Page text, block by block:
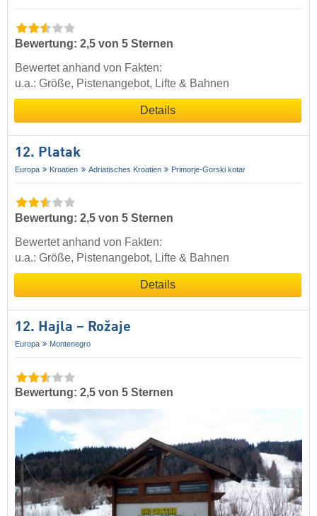
Bewertung: 2,5 von 5 Sternen
Bewertet anhand von Fakten:
u.a.: Größe, Pistenangebot, Lifte & Bahnen
Details
12. Platak
Europa Kroatien Adriatisches Kroatien Primorje-Gorski kotar
Bewertung: 2,5 von 5 Sternen
Bewertet anhand von Fakten:
u.a.: Größe, Pistenangebot, Lifte & Bahnen
Details
12. Hajla – Rožaje
Europa Montenegro
Bewertung: 2,5 von 5 Sternen